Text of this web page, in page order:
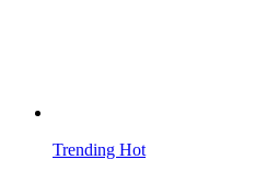
Trending Hot